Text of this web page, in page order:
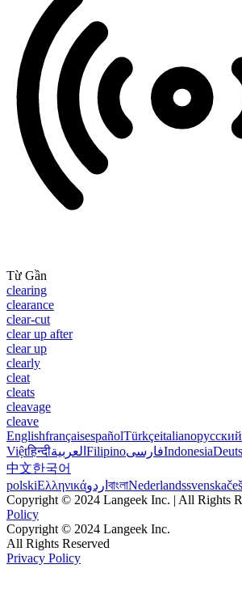
Từ Gần
clearing
clearance
clear-cut
clear up after
clear up
clearly
cleat
cleats
cleavage
cleave
EnglishfrançaisespañolTürkçeitalianoрусский
Việtहिन्दीالعربية FilipinoفارسیIndonesia
中文한국어
polskiΕλληνικάاردو বাংলাNederlandssvenska
Copyright © 2024 Langeek Inc. | All Rights
Policy
Copyright © 2024 Langeek Inc.
All Rights Reserved
Privacy Policy